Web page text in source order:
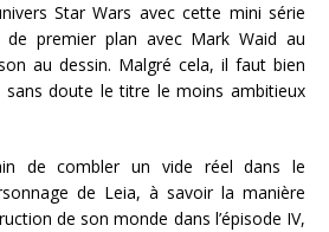
Star Wars avec cette mini série
de premier plan avec Mark Waid au
au dessin. Malgré cela, il faut bien
doute le titre le moins ambitieux
de combler un vide réel dans le
de Leia, à savoir la manière
de son monde dans l’épisode IV,